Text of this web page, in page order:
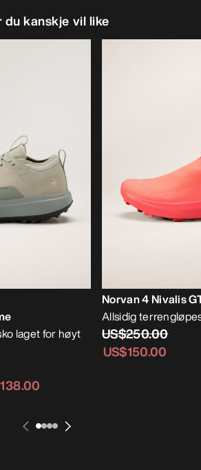
kanskje vil like
laget for høyt
Norvan 4 Nivalis
Allsidig
US$250.00
US$150.00